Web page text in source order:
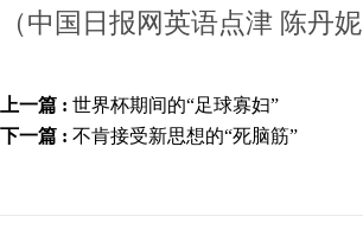
（中国日报网英语点津 陈丹妮
上一篇 : 世界杯期间的“足球寡妇”
下一篇 : 不肯接受新思想的“死脑筋”